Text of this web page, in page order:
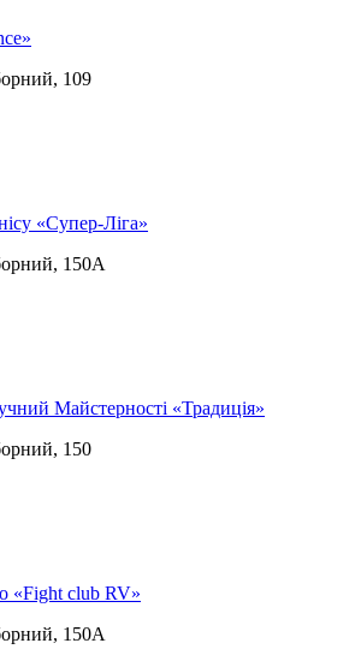
109
«Супер-Ліга»
150А
Майстерності «Традиція»
150
«Fight club RV»
150А